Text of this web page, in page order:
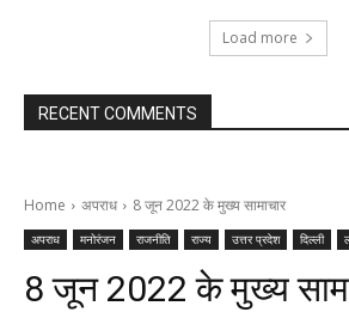
Load more
RECENT COMMENTS